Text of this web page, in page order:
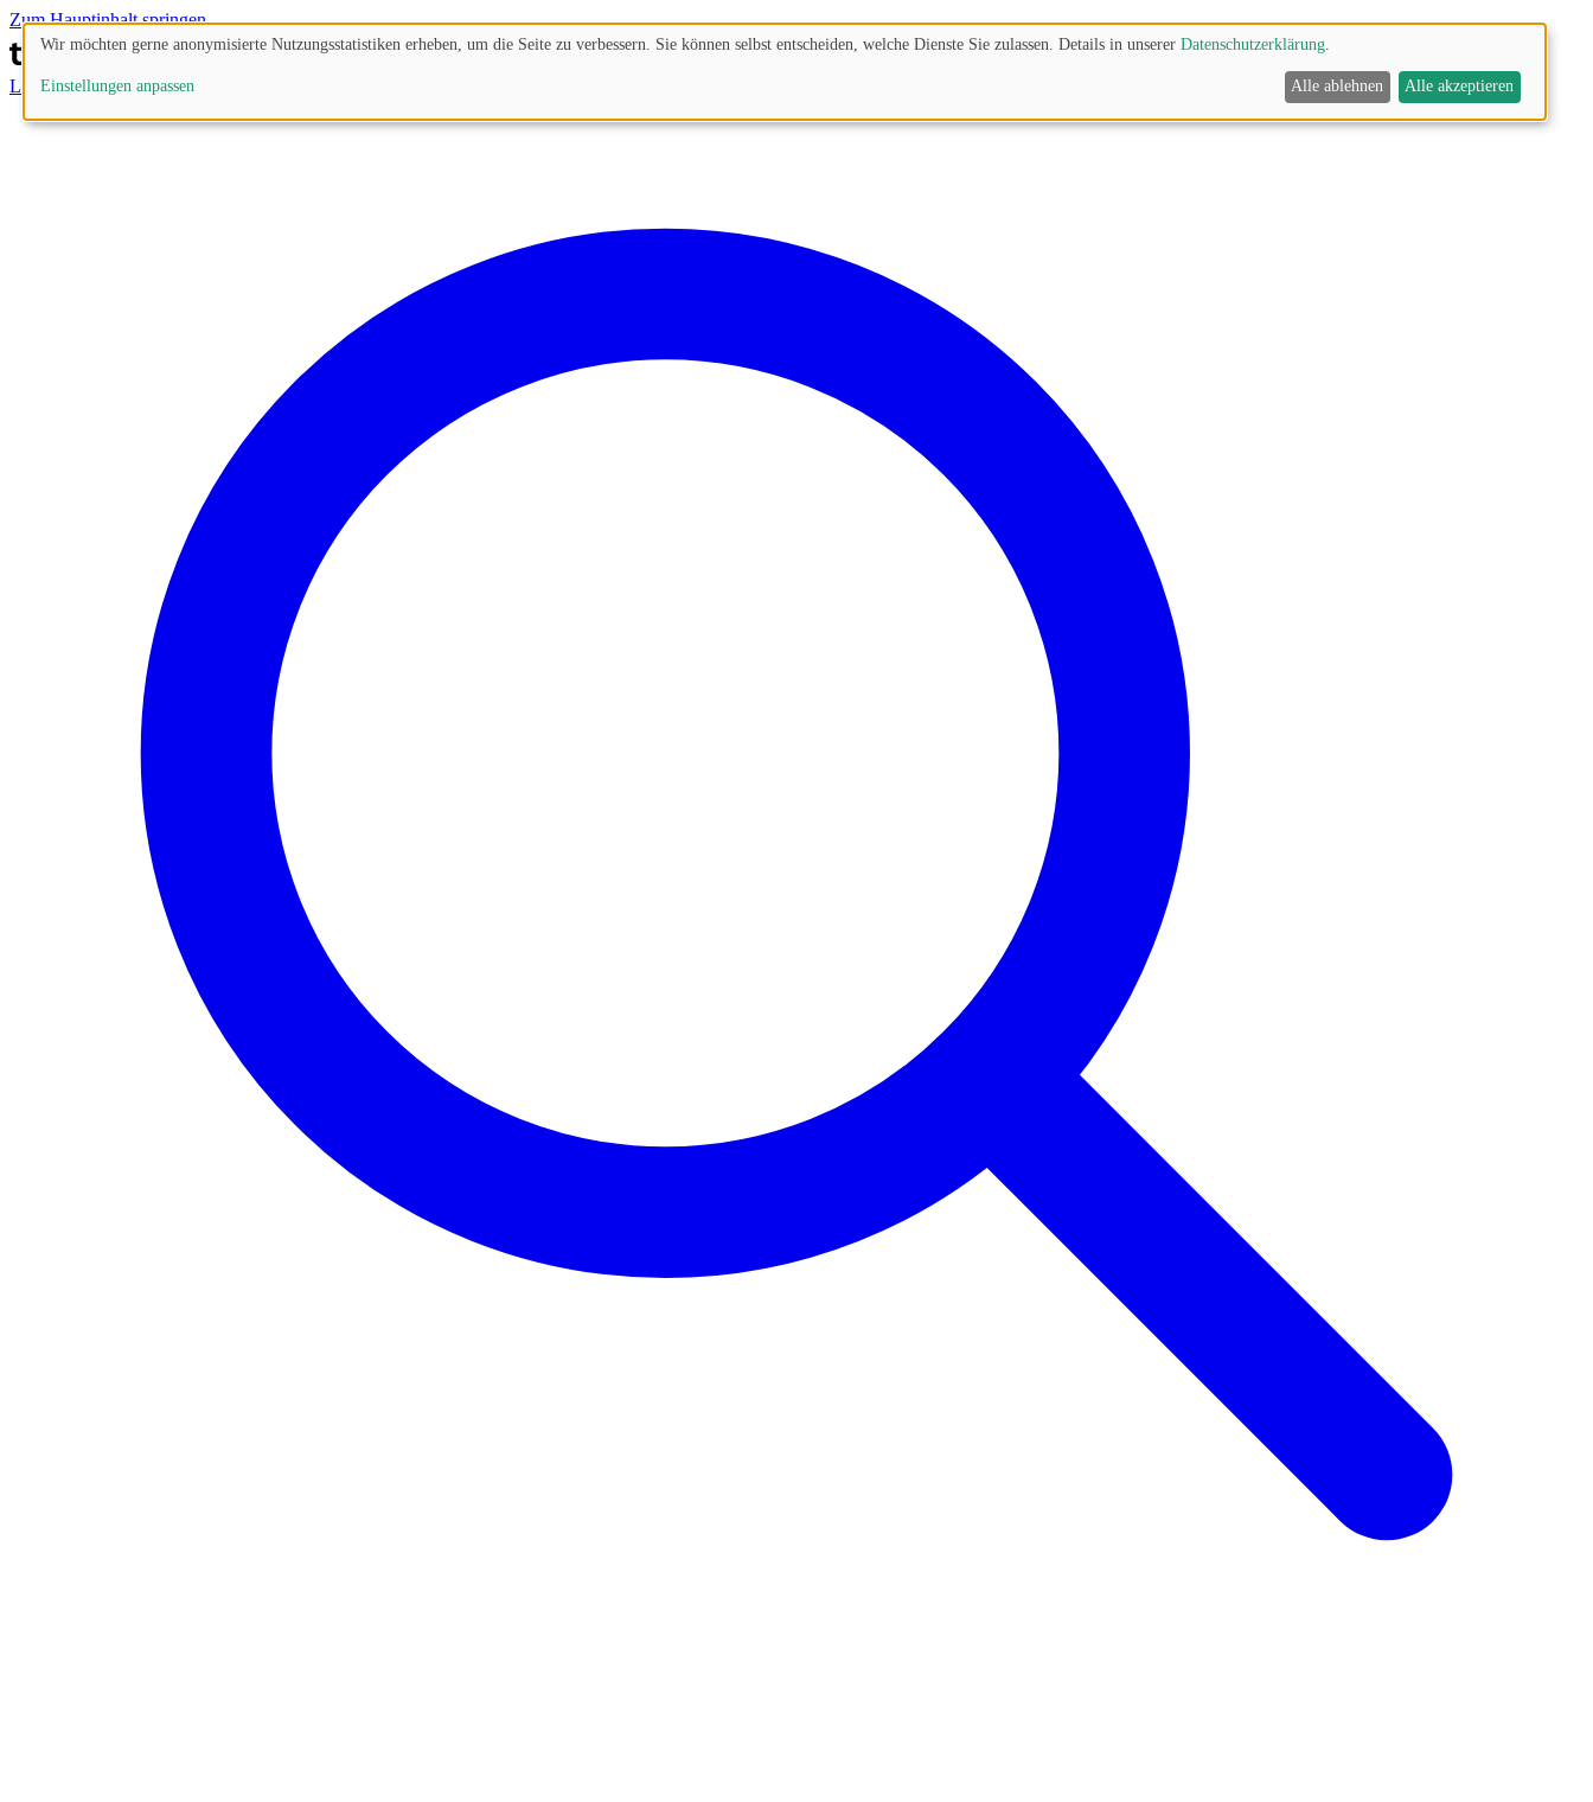
Zum Hauptinhalt springen
LösungenProzesseFunktionen
Wir möchten gerne anonymisierte Nutzungsstatistiken erheben, um die Seite zu verbessern. Sie können selbst entscheiden, welche Dienste Sie zulassen. Details in unserer Datenschutzerklärung
Einstellungen anpassen Alle ablehnen Alle akzeptieren